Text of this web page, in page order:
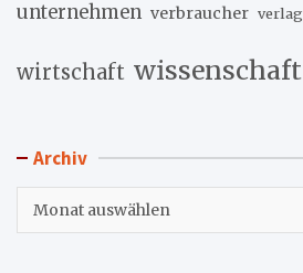
unternehmen verbraucher verlag
wirtschaft wissenschaft
Archiv